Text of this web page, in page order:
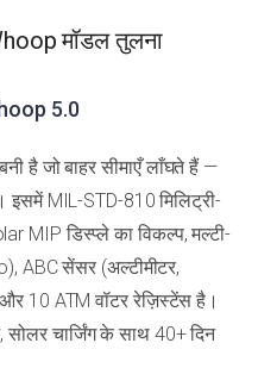
मॉडल तुलना
5.0
है जो बाहर सीमाएँ लाँघते हैं —
MIL-STD-810 मिलिट्री-
MIP डिस्प्ले का विकल्प, मल्टी-
ABC सेंसर (अल्टीमीटर,
10 ATM वॉटर रेज़िस्टेंस है।
सोलर चार्जिंग के साथ 40+ दिन